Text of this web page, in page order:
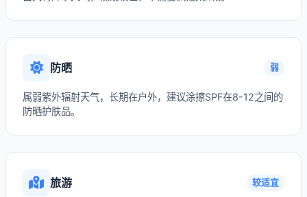
防晒 弱
属弱紫外辐射天气，长期在户外，建议涂擦SPF在8-12之间的
防晒护肤品。
旅游 较适宜